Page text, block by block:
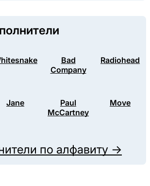
Bad
Company
Radiohead
Jane
Paul
McCartney
Move
по алфавиту →